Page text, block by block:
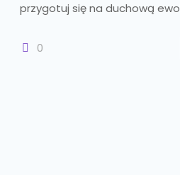
przygotuj się na duchową
0